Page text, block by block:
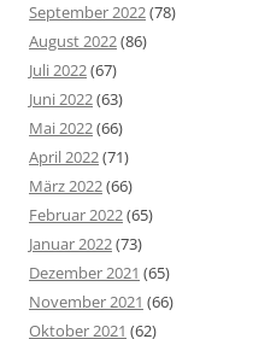
September 2022(78)
August 2022(86)
Juli 2022(67)
Juni 2022(63)
Mai 2022(66)
April 2022(71)
März 2022(66)
Februar 2022(65)
Januar 2022(73)
Dezember 2021 (65)
November 2021 (66)
Oktober 2021 (62)